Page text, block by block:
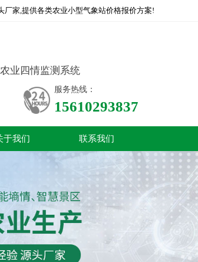
家,提供各类农业小型气象站价格报价方案!
业四情监测系统
服务热线：
15610293837
于我们 联系我们